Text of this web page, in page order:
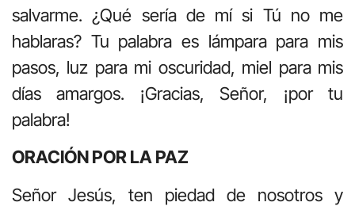
salvarme. ¿Qué sería de mí si Tú no me
hablaras? Tu palabra es lámpara para mis
pasos, luz para mi oscuridad, miel para mis
días amargos. ¡Gracias, Señor, ¡por tu
palabra!
ORACIÓN POR LA PAZ
Señor Jesús, ten piedad de nosotros y